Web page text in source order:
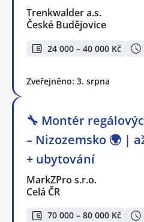
Trenkwalder a.s.
České Budějovice
24 000 – 40 000 Kč
Zveřejněno: 3. srpna
🔧 Montér
– Nizozemsko 🌍 |
+ ubytování
MarkZPro s.r.o.
Celá ČR
70 000 – 80 000 Kč